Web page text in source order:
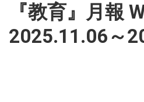
『教育』月報
2025.11.06～